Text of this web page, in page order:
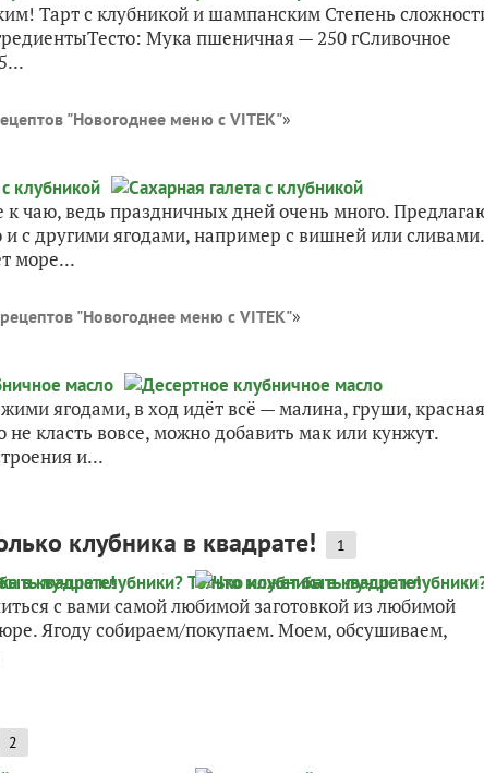
Тарт с клубникой и шампанским Степень
Мука пшеничная — 250 гСливочное
"Новогоднее меню с VITEK"»
к чаю, ведь праздничных дней очень много.
с другими ягодами, например с вишней или сливами.
море...
"Новогоднее меню с VITEK"»
ягодами, в ход идёт всё — малина, груши, красная
класть вовсе, можно добавить мак или кунжут.
и...
клубника в квадрате! 1
с вами самой любимой заготовкой из любимой
Ягоду собираем/покупаем. Моем, обсушиваем,
2